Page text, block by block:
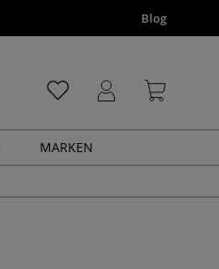
Blog
MARKEN